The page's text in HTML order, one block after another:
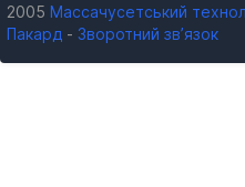
2005 Массачусетський
Пакард - Зворотний зв’язок